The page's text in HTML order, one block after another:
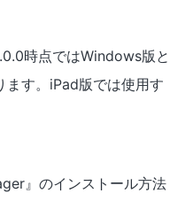
時点ではWindows版と
ます。iPad版では使用す
』のインストール方法